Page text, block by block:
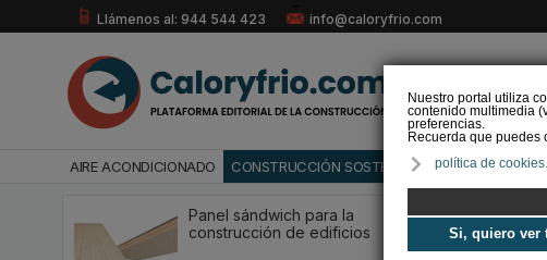
Nuestro portal utiliza
contenido multimedia
preferencias.
Recuerda que puedes
política de cookies.
Si, quiero ver
Llámenos al: 944 544 423 info@caloryfrio.com
AIRE ACONDICIONADO CONSTRUCCIÓN SOSTENIBLE ENERGÍAS
Panel sándwich para la
construcción de edificios